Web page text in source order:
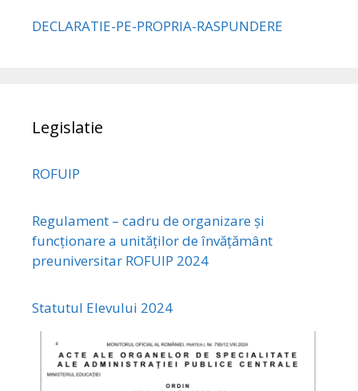
DECLARATIE-PE-PROPRIA-RASPUNDERE
Legislatie
ROFUIP
Regulament – cadru de organizare și
funcționare a unităților de învățământ
preuniversitar ROFUIP 2024
Statutul Elevului 2024